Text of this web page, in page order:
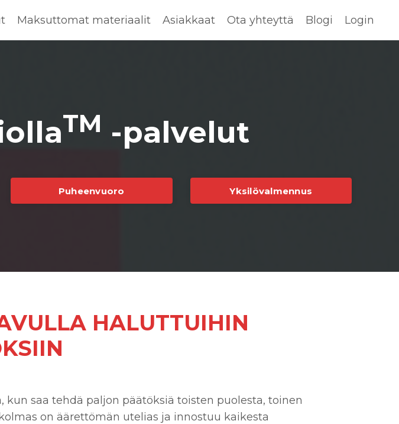
Maksuttomat materiaalit Asiakkaat Ota yhteyttä Blogi Login
TM -palvelut
Puheenvuoro Yksilövalmennus
HALUTTUIHIN
saa tehdä paljon päätöksiä toisten puolesta, toinen
on äärettömän utelias ja innostuu kaikesta